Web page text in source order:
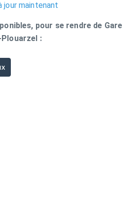
maintenant
pour se rendre de Gare
: